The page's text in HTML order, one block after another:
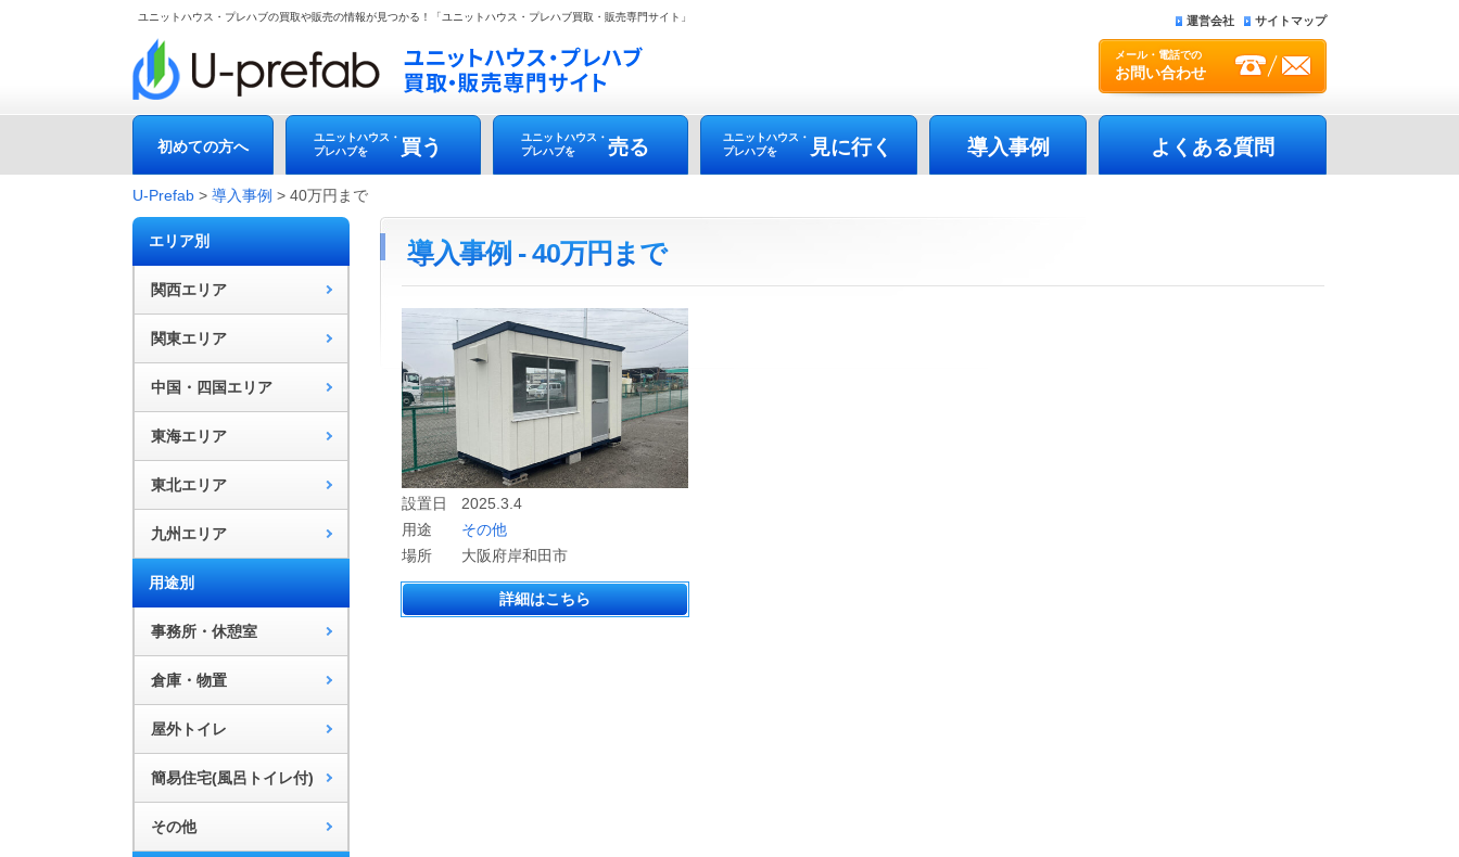
ユニットハウス・プレハブの買取や販売の情報が見つかる！「ユニットハウス・プレハブ買取・販売専門サイト」
メール・電話での
お問い合わせ
運営会社 サイトマップ
初めての方へ
ユニットハウス・
プレハブを
買う
ユニットハウス・
プレハブを
売る
ユニットハウス・
プレハブを
見に行く 導入事例 よくある質問
U-Prefab > 導入事例 > 40万円まで
エリア別
関西エリア
関東エリア
中国・四国エリア
東海エリア
東北エリア
九州エリア
用途別
事務所・休憩室
倉庫・物置
屋外トイレ
簡易住宅(風呂トイレ付)
その他
導入事例 - 40万円まで
設置日
2025.3.4
用途
その他
場所
大阪府岸和田市
詳細はこちら